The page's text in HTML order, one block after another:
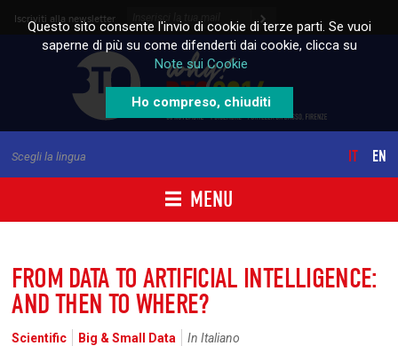
Skip to content
Iscriviti alla newsletter
MENU
Scegli la lingua IT EN
FROM DATA TO ARTIFICIAL INTELLIGENCE:
AND THEN TO WHERE?
Scientific Big & Small Data
In Italiano
Questo sito consente l'invio di cookie di terze parti. Se vuoi
saperne di più su come difenderti dai cookie, clicca su
Note sui Cookie
Ho compreso, chiuditi